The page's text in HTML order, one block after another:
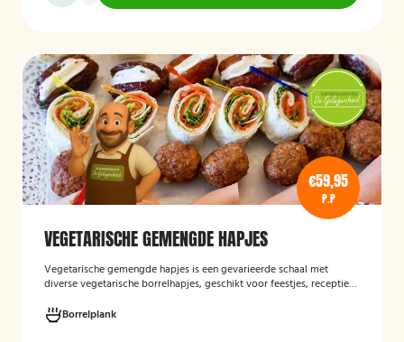
€59,95
P.P
VEGETARISCHE GEMENGDE HAPJES
Vegetarische gemengde hapjes is een gevarieerde schaal met
diverse vegetarische borrelhapjes, geschikt voor feestjes, recepties
smaakvolle vegetarische snacks en biedt een afwisselend
assortiment voor gasten die geen vlees eten.
Borrelplank